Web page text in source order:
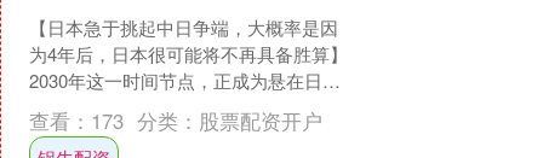
【日本急于挑起中日争端，大概率是因
为4年后，日本很可能将不再具备胜算】
2030年这一时间节点，正成为悬在日本
头顶的达摩克利斯之剑。无论是美国还
是日本的智库，其开....
查看： 173 分类： 股票配资开户